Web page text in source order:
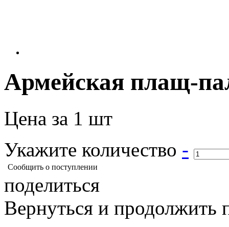
Армейская плащ-
Цена за 1 шт
Укажите количество -
Сообщить о поступлении
поделиться
Вернуться и продолжить